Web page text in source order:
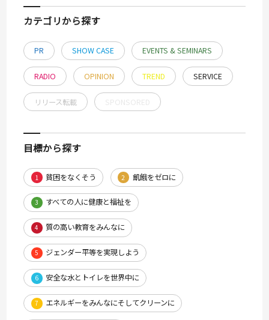
カテゴリから探す
PR SHOW CASE EVENTS & SEMINARS
RADIO OPINION TREND SERVICE
リリース転載
目標から探す
1 貧困をなくそう 2 飢餓をゼロに
3 すべての人に健康と福祉を
4 質の高い教育をみんなに
5 ジェンダー平等を実現しよう
6 安全な水とトイレを世界中に
7 エネルギーをみんなにそしてクリーンに